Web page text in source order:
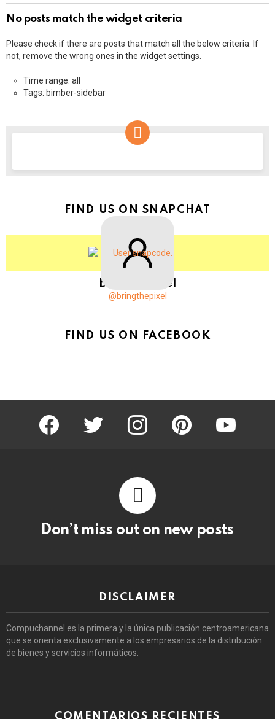
No posts match the widget criteria
Please check if there are posts that match all the below criteria. If
not, remove the wrong ones in the widget settings.
Time range: all
Tags: bimber-sidebar
FIND US ON SNAPCHAT
BringThePixel
@bringthepixel
FIND US ON FACEBOOK
facebook twitter instagram pinterest youtube
Don’t miss out on new posts
DISCLAIMER
Compuchannel es la primera y la única publicación centroamericana
que se orienta exclusivamente a los empresarios de la distribución
de bienes y servicios informáticos.
COMENTARIOS RECIENTES